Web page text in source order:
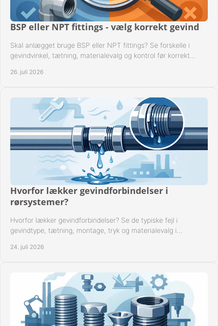
BSP eller NPT fittings - vælg korrekt gevind
Skal anlægget bruge BSP eller NPT fittings? Se forskelle i
gevindvinkel, tætning, materialevalg og kontrol før korrekt
26. juli 2026
Hvorfor lækker gevindforbindelser i
rørsystemer?
Hvorfor lækker gevindforbindelser? Se de typiske fejl i
gevindtype, tætning, montage, tryk og materialevalg i
24. juli 2026